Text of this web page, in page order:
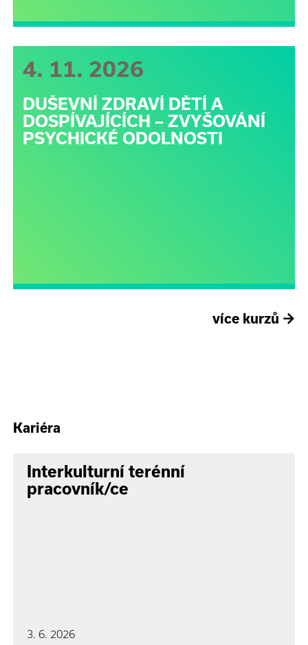
4. 11. 2026
DUŠEVNÍ ZDRAVÍ DĚTÍ A
DOSPÍVAJÍCÍCH – ZVYŠOVÁNÍ
PSYCHICKÉ ODOLNOSTI
více kurzů →
Kariéra
Interkulturní terénní
pracovník/ce
3. 6. 2026